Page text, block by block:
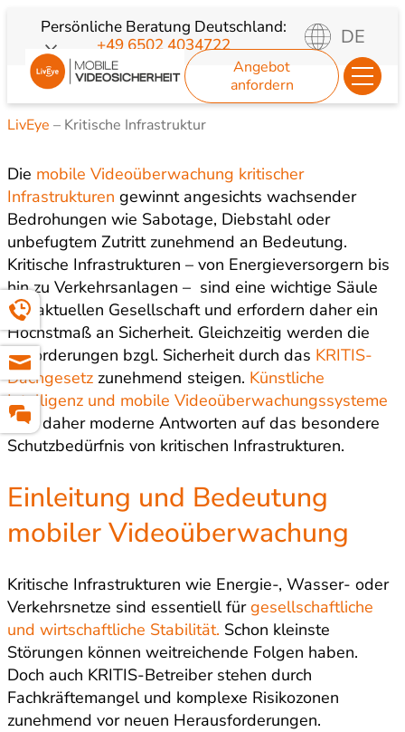
Inhalt
springen
Persönliche Beratung Deutschland:
+49 6502 4034722
DE
Angebot
anfordern
LivEye – Kritische Infrastruktur
Die mobile Videoüberwachung kritischer
Infrastrukturen gewinnt angesichts wachsender
Bedrohungen wie Sabotage, Diebstahl oder
unbefugtem Zutritt zunehmend an Bedeutung.
Kritische Infrastrukturen – von Energieversorgern bis
hin zu Verkehrsanlagen – sind eine wichtige Säule
der aktuellen Gesellschaft und erfordern daher ein
Höchstmaß an Sicherheit. Gleichzeitig werden die
Anforderungen bzgl. Sicherheit durch das KRITIS-
Dachgesetz zunehmend steigen. Künstliche
Intelligenz und mobile Videoüberwachungssysteme
sind daher moderne Antworten auf das besondere
Schutzbedürfnis von kritischen Infrastrukturen.
Einleitung und Bedeutung
mobiler Videoüberwachung
Kritische Infrastrukturen wie Energie-, Wasser- oder
Verkehrsnetze sind essentiell fürgesellschaftliche
und wirtschaftliche Stabilität. Schon kleinste
Störungen können weitreichende Folgen haben.
Doch auch KRITIS-Betreiber stehen durch
Fachkräftemangel und komplexe Risikozonen
zunehmend vor neuen Herausforderungen.